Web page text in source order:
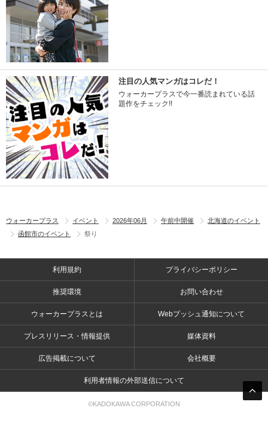
注目の人気マンガはコレだ！
ウォーカープラスで今一番読まれている話
題作をチェック!!
ウォーカープラス イベント 2026年06月 午前中開催
北海道のイベント
函館市のイベント
祭り
利用規約 プライバシーポリシー
推奨環境 お問い合わせ
ウォーカープラスとは Webプッシュ通知について
プレスリリース・情報提供 媒体資料
広告掲載について 会社概要
利用者情報の外部送信について
©KADOKAWA CORPORATION